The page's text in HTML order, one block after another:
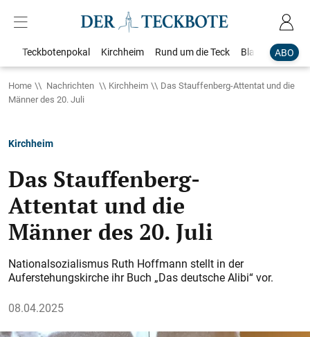
ABO
Teckbotenpokal Kirchheim Rund um die Teck Blaulicht
Home Nachrichten Kirchheim
Das Stauffenberg-Attentat und die
Männer des 20. Juli
Kirchheim
Das Stauffenberg-
Attentat und die
Männer des 20. Juli
Nationalsozialismus Ruth Hoffmann stellt in der
Auferstehungskirche ihr Buch „Das deutsche Alibi“ vor.
08.04.2025